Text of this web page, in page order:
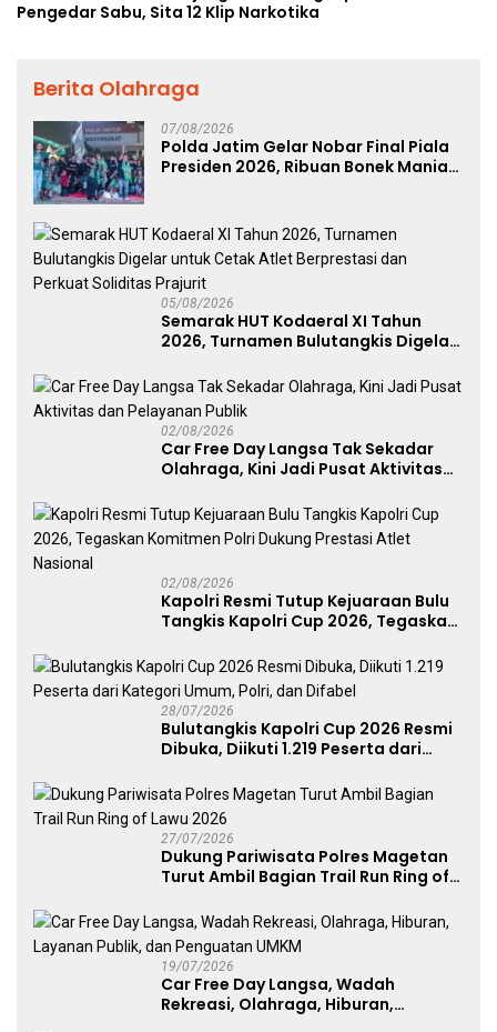
Pengedar Sabu, Sita 12 Klip Narkotika
Berita Olahraga
07/08/2026
Polda Jatim Gelar Nobar Final Piala
Presiden 2026, Ribuan Bonek Mania
05/08/2026
Semarak HUT Kodaeral XI Tahun
2026, Turnamen Bulutangkis Digelar
Perkuat Soliditas Prajurit
02/08/2026
Car Free Day Langsa Tak Sekadar
Olahraga, Kini Jadi Pusat Aktivitas
02/08/2026
Kapolri Resmi Tutup Kejuaraan Bulu
Tangkis Kapolri Cup 2026, Tegaskan
Atlet Nasional
28/07/2026
Bulutangkis Kapolri Cup 2026 Resmi
Dibuka, Diikuti 1.219 Peserta dari
27/07/2026
Dukung Pariwisata Polres Magetan
Turut Ambil Bagian Trail Run Ring of
19/07/2026
Car Free Day Langsa, Wadah
Rekreasi, Olahraga, Hiburan,